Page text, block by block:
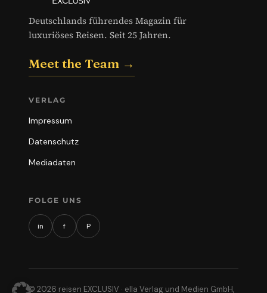
Deutschlands führendes Magazin für
luxuriöses Reisen. Seit 25 Jahren.
Meet the Team →
VERLAG
Impressum
Datenschutz
Mediadaten
FOLGE UNS
in f P
© 2026 reisen EXCLUSIV · ella Verlag und Medien GmbH,